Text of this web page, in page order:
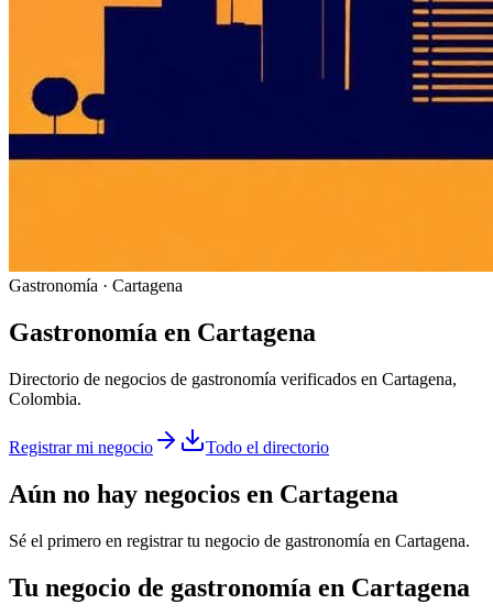
Gastronomía · Cartagena
Gastronomía en Cartagena
Directorio de negocios de gastronomía verificados en Cartagena,
Colombia.
Registrar mi negocio Todo el directorio
Aún no hay negocios en Cartagena
Sé el primero en registrar tu negocio de gastronomía en Cartagena.
Tu negocio de gastronomía en Cartagena